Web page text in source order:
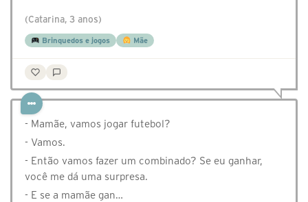
(Catarina, 3 anos)
Brinquedos e jogos Mãe
- Mamãe, vamos jogar futebol?
- Vamos.
- Então vamos fazer um combinado? Se eu ganhar,
você me dá uma surpresa.
- E se a mamãe gan…